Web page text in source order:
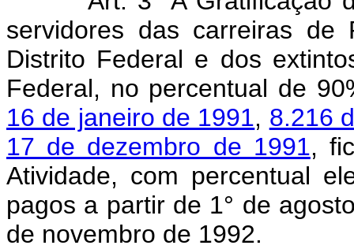
servidores das carreiras
Distrito Federal e dos
Federal, no percentual de
16 de janeiro de 1991, 8.216
17 de dezembro de 1991,
Atividade, com percentual
pagos a partir de 1° de
de novembro de 1992.